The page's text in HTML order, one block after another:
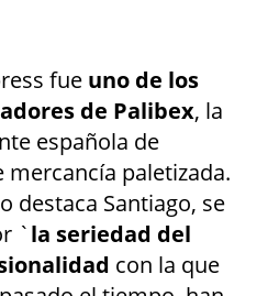
fue uno de los
de Palibex, la
española de
paletizada.
destaca Santiago, se
`la seriedad del
con la que